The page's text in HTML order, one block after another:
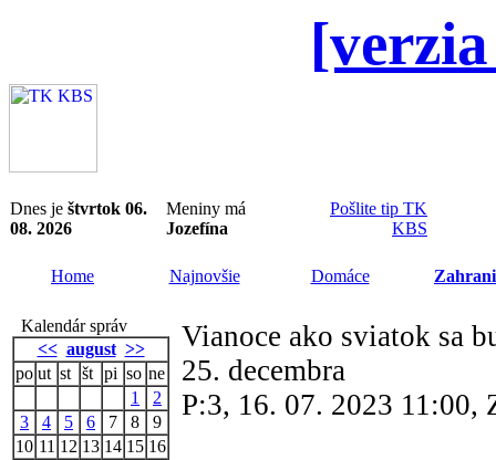
Dnes je štvrtok 06.
08. 2026
Meniny má
Jozefína
Pošlite tip TK
KBS
Home Najnovšie Domáce
Kalendár správ
<< august >>
po ut st št pi so ne
1
2
3
4 5 6 7 8
9
10 11 12 13 14 15 16
Vianoce ako sviatok sa
25. decembra
P:3, 16. 07. 2023 11:00,